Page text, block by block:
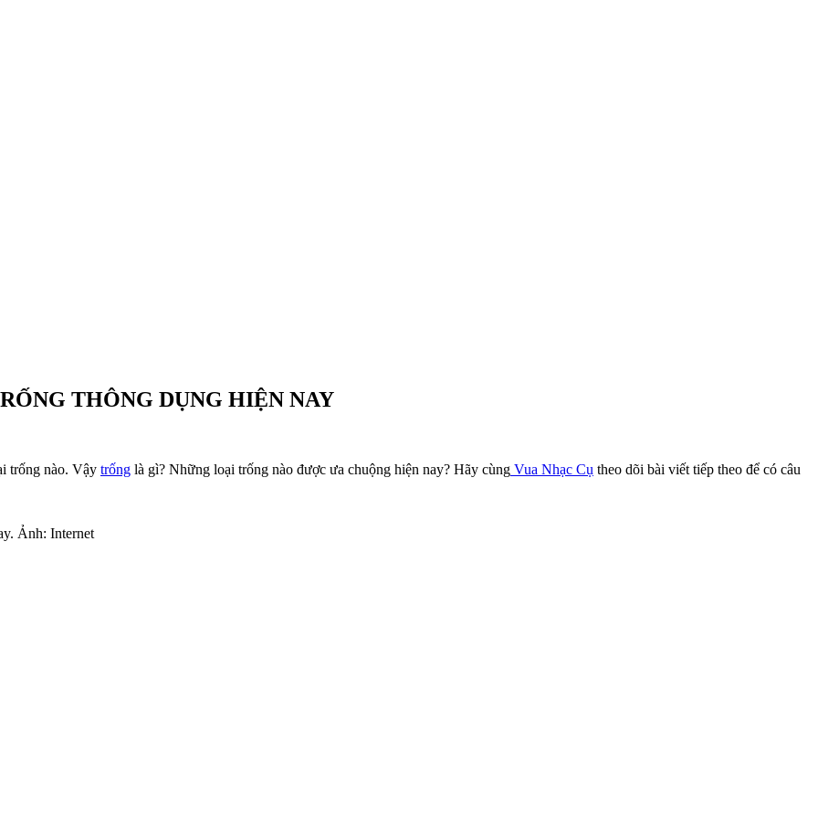
THÔNG DỤNG HIỆN NAY
trống nào. Vậy trống là gì? Những loại trống nào được ưa chuộng hiện nay? Hãy cùng Vua Nhạc Cụ theo dõi bài viết tiếp theo để có câu
Ảnh: Internet